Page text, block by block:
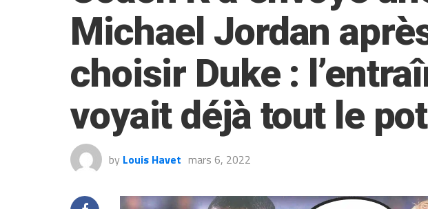
Michael Jordan
choisir Duke :
voyait déjà tout le
by Louis Havet mars 6, 2022